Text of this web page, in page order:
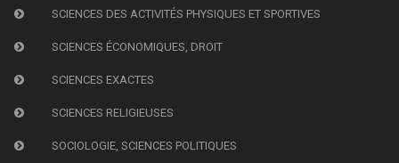
SCIENCES DES ACTIVITÉS PHYSIQUES ET SPORTIVES
SCIENCES ÉCONOMIQUES, DROIT
SCIENCES EXACTES
SCIENCES RELIGIEUSES
SOCIOLOGIE, SCIENCES POLITIQUES